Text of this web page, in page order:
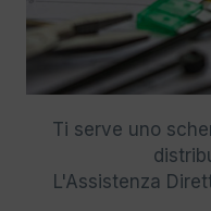
Ti serve uno
L'Assistenza